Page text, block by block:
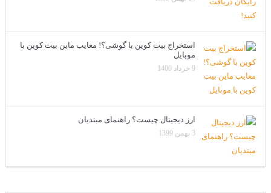
استخراج بیت کوین با گوشی؟! معایب ماین بیت کوین با
موبایل
9 خرداد 1400
ارز دیجیتال چیست؟ راهنمای مبتدیان
3 بهمن 1399